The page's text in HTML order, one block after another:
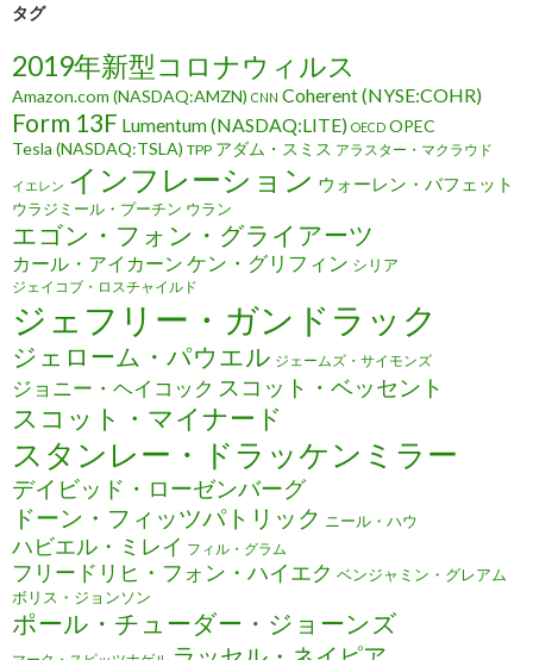
タグ
2019年新型コロナウィルス
Amazon.com (NASDAQ:AMZN) CNN Coherent (NYSE:COHR)
Form 13F Lumentum (NASDAQ:LITE) OECD OPEC
Tesla (NASDAQ:TSLA) TPP アダム・スミス アラスター・マクラウド
イエレン インフレーション ウォーレン・バフェット
ウラジミール・プーチン ウラン
エゴン・フォン・グライアーツ
カール・アイカーン ケン・グリフィン シリア
ジェイコブ・ロスチャイルド
ジェフリー・ガンドラック
ジェローム・パウエル ジェームズ・サイモンズ
ジョニー・ヘイコック スコット・ベッセント
スコット・マイナード
スタンレー・ドラッケンミラー
デイビッド・ローゼンバーグ
ドーン・フィッツパトリック ニール・ハウ
ハビエル・ミレイ フィル・グラム
フリードリヒ・フォン・ハイエク ベンジャミン・グレアム
ボリス・ジョンソン
ポール・チューダー・ジョーンズ